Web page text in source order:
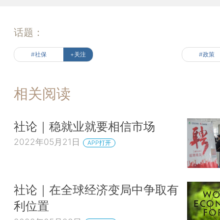
话题：
#社保 +关注 #政策
相关阅读
社论｜稳就业就要相信市场
2022年05月21日 APP打开
社论｜在全球经济变局中争取有
利位置